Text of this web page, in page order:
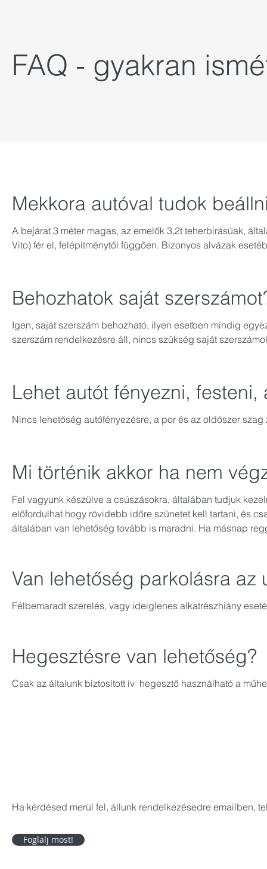
FAQ - gyakran
Mekkora autóval tudok
A bejárat 3 méter magas, az emelők 3,2t teherbírásúak,
Vito) fér el, felépítménytől függően. Bizonyos alvázak
Behozhatok saját
Igen, saját szerszám behozható, ilyen esetben mindig
szerszám rendelkezésre áll, nincs szükség saját
Lehet autót fényezni,
Nincs lehetőség autófényezésre, a por és az oldószer
Mi történik akkor ha nem
Fel vagyunk készülve a csúszásokra, általában tudjuk
előfordulhat hogy rövidebb időre szünetet kell tartani, és
általában van lehetőség tovább is maradni. Ha másnap
Van lehetőség parkolásra
Félbemaradt szerelés, vagy ideiglenes alkatrészhiány
Hegesztésre van lehetőség?
Csak az általunk biztosított ív hegesztő használható a
Ha kérdésed merül fel, állunk rendelkezésedre emailben,
Foglalj most!